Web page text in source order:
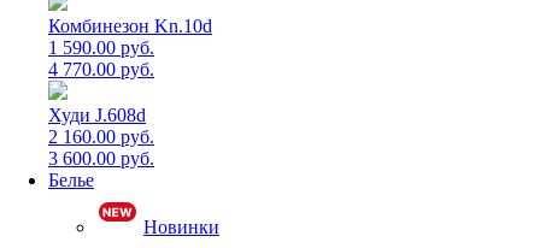
Комбинезон Kn.10d
1 590.00 руб.
4 770.00 руб.
Худи J.608d
2 160.00 руб.
3 600.00 руб.
Белье
Новинки